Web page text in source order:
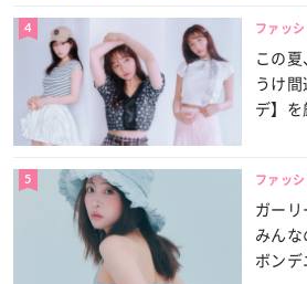
4 ファッ
この
うけ
デ】を
5 ファッ
ガー
みん
ボン